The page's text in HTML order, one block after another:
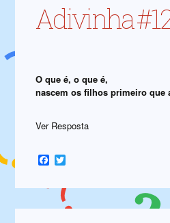
Adivinha
O que é, o que é,
nascem os filhos primeiro que
Ver Resposta
Facebook